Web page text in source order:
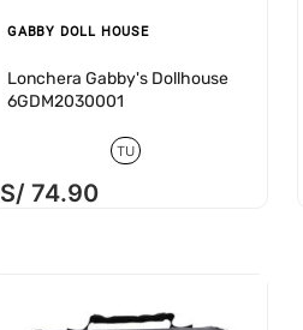
GABBY DOLL HOUSE
Lonchera Gabby's Dollhouse
6GDM2030001
TU
S/ 74.90